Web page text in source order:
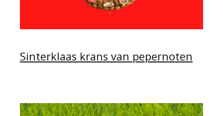
Sinterklaas krans van pepernoten